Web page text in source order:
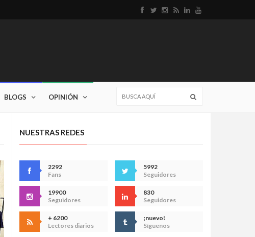
BLOGS OPINIÓN
NUESTRAS REDES
2292
Fans
5992
Seguidores
19900
Seguidores
830
Seguidores
+ 6200
Lectores diarios
¡nuevo!
Síguenos